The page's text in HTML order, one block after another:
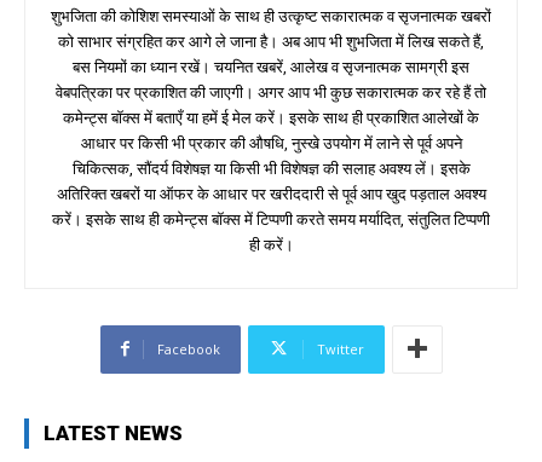
शुभजिता की कोशिश समस्याओं के साथ ही उत्कृष्ट सकारात्मक व सृजनात्मक खबरों
को साभार संग्रहित कर आगे ले जाना है। अब आप भी शुभजिता में लिख सकते हैं,
बस नियमों का ध्यान रखें। चयनित खबरें, आलेख व सृजनात्मक सामग्री इस
वेबपत्रिका पर प्रकाशित की जाएगी। अगर आप भी कुछ सकारात्मक कर रहे हैं तो
कमेन्ट्स बॉक्स में बताएँ या हमें ई मेल करें। इसके साथ ही प्रकाशित आलेखों के
आधार पर किसी भी प्रकार की औषधि, नुस्खे उपयोग में लाने से पूर्व अपने
चिकित्सक, सौंदर्य विशेषज्ञ या किसी भी विशेषज्ञ की सलाह अवश्य लें। इसके
अतिरिक्त खबरों या ऑफर के आधार पर खरीददारी से पूर्व आप खुद पड़ताल अवश्य
करें। इसके साथ ही कमेन्ट्स बॉक्स में टिप्पणी करते समय मर्यादित, संतुलित टिप्पणी
ही करें।
Facebook Twitter
LATEST NEWS